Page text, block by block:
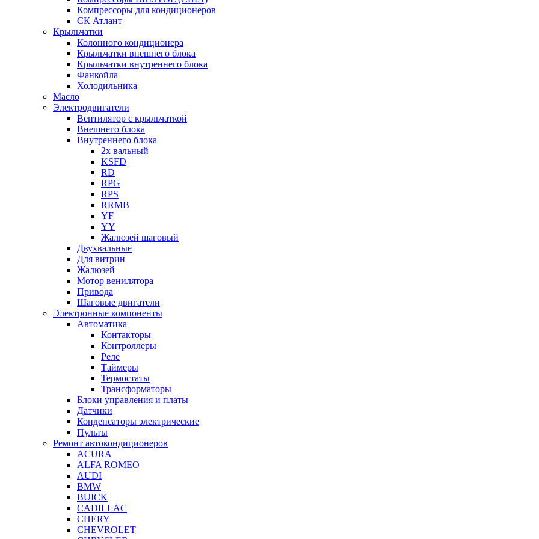
Компрессоры для кондиционеров
СК Атлант
Крыльчатки
Колонного кондиционера
Крыльчатки внешнего блока
Крыльчатки внутреннего блока
Фанкойла
Холодильника
Масло
Электродвигатели
Вентилятор с крыльчаткой
Внешнего блока
Внутреннего блока
2х вальный
KSFD
RD
RPG
RPS
RRMB
YF
YY
Жалюзей шаговый
Двухвальные
Для витрин
Жалюзей
Мотор венилятора
Привода
Шаговые двигатели
Электронные компоненты
Автоматика
Контакторы
Контроллеры
Реле
Таймеры
Термостаты
Трансформаторы
Блоки управления и платы
Датчики
Конденсаторы электрические
Пульты
Ремонт автокондиционеров
ACURA
ALFA ROMEO
AUDI
BMW
BUICK
CADILLAC
CHERY
CHEVROLET